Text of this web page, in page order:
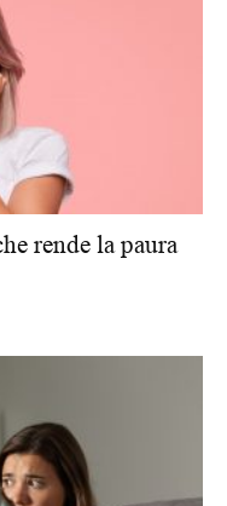
rende la paura